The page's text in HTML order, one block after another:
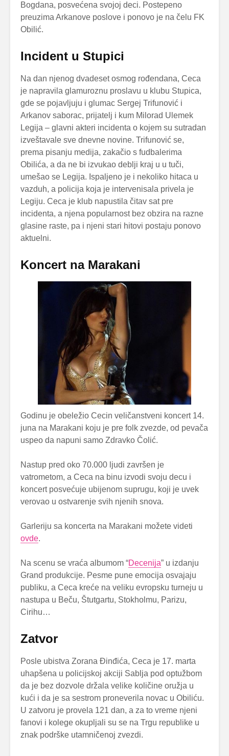
Bogdana, posvećena svojoj deci. Postepeno
preuzima Arkanove poslove i ponovo je na čelu FK
Obilić.
Incident u Stupici
Na dan njenog dvadeset osmog rođendana, Ceca
je napravila glamuroznu proslavu u klubu Stupica,
gde se pojavljuju i glumac Sergej Trifunović i
Arkanov saborac, prijatelj i kum Milorad Ulemek
Legija – glavni akteri incidenta o kojem su sutradan
izveštavale sve dnevne novine. Trifunović se,
prema pisanju medija, zakačio s fudbalerima
Obilića, a da ne bi izvukao deblji kraj u u tuči,
umešao se Legija. Ispaljeno je i nekoliko hitaca u
vazduh, a policija koja je intervenisala privela je
Legiju. Ceca je klub napustila čitav sat pre
incidenta, a njena popularnost bez obzira na razne
glasine raste, pa i njeni stari hitovi postaju ponovo
aktuelni.
Koncert na Marakani
Godinu je obeležio Cecin veličanstveni koncert 14.
juna na Marakani koju je pre folk zvezde, od pevača
uspeo da napuni samo Zdravko Čolić.
Nastup pred oko 70.000 ljudi završen je
vatrometom, a Ceca na binu izvodi svoju decu i
koncert posvećuje ubijenom suprugu, koji je uvek
verovao u ostvarenje svih njenih snova.
Garleriju sa koncerta na Marakani možete videti
ovde.
Na scenu se vraća albumom “Decenija” u izdanju
Grand produkcije. Pesme pune emocija osvajaju
publiku, a Ceca kreće na veliku evropsku turneju u
nastupa u Beču, Štutgartu, Stokholmu, Parizu,
Cirihu…
Zatvor
Posle ubistva Zorana Đinđića, Ceca je 17. marta
uhapšena u policijskoj akciji Sablja pod optužbom
da je bez dozvole držala velike količine oružja u
kući i da je sa sestrom proneverila novac u Obiliću.
U zatvoru je provela 121 dan, a za to vreme njeni
fanovi i kolege okupljali su se na Trgu republike u
znak podrške utamničenoj zvezdi.